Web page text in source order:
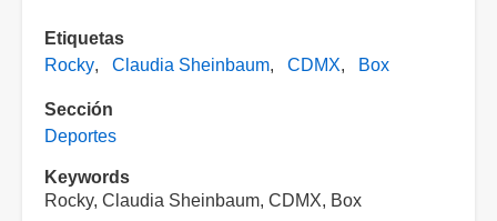
Etiquetas
Rocky
Claudia Sheinbaum CDMX Box
Sección
Deportes
Keywords
Rocky, Claudia Sheinbaum, CDMX, Box